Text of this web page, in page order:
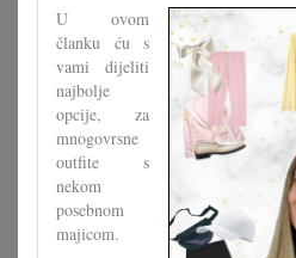
U ovom
članku ću s
vami dijeliti
najbolje
opcije, za
mnogovrsne
outfite s
nekom
posebnom
majicom.